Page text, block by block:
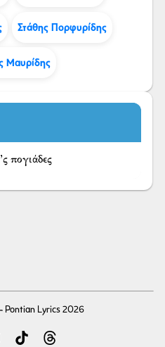
Στάθης Πορφυρίδης
Μαυρίδης
πογιάδες
- Pontian Lyrics 2026